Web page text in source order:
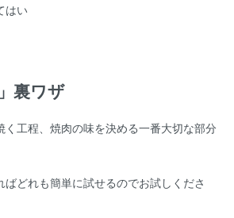
はい
裏ワザ
く工程、焼肉の味を決める一番大切な部分
ばどれも簡単に試せるのでお試しくださ